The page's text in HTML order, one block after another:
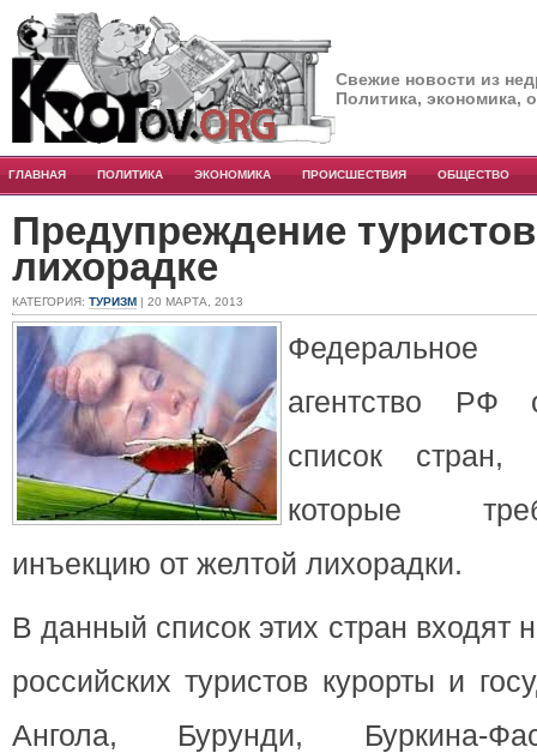
Свежие новости из
Политика, экономика,
ГЛАВНАЯ ПОЛИТИКА ЭКОНОМИКА ПРОИСШЕСТВИЯ ОБЩЕСТВО
Предупреждение
лихорадке
КАТЕГОРИЯ: ТУРИЗМ | 20 МАРТА, 2013
Федеральное
агентство РФ
список
которые
инъекцию от желтой лихорадки.
В данный список этих стран входят
российских туристов курорты и
Ангола, Бурунди, Буркина-